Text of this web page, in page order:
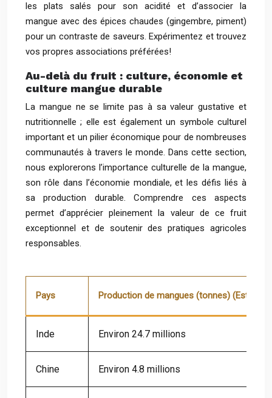
les plats salés pour son acidité et d’associer la
mangue avec des épices chaudes (gingembre, piment)
pour un contraste de saveurs. Expérimentez et trouvez
vos propres associations préférées!
Au-delà du fruit : culture, économie et
culture mangue durable
La mangue ne se limite pas à sa valeur gustative et
nutritionnelle ; elle est également un symbole culturel
important et un pilier économique pour de nombreuses
communautés à travers le monde. Dans cette section,
nous explorerons l’importance culturelle de la mangue,
son rôle dans l’économie mondiale, et les défis liés à
sa production durable. Comprendre ces aspects
permet d’apprécier pleinement la valeur de ce fruit
exceptionnel et de soutenir des pratiques agricoles
responsables.
Pays Production de mangues (tonnes)
Inde Environ 24.7 millions
Chine Environ 4.8 millions